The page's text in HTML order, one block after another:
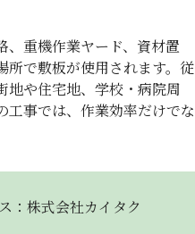
、重機作業ヤード、資材置
所で敷板が使用されます。従
地や住宅地、学校・病院周
工事では、作業効率だけでな
：株式会社カイタク